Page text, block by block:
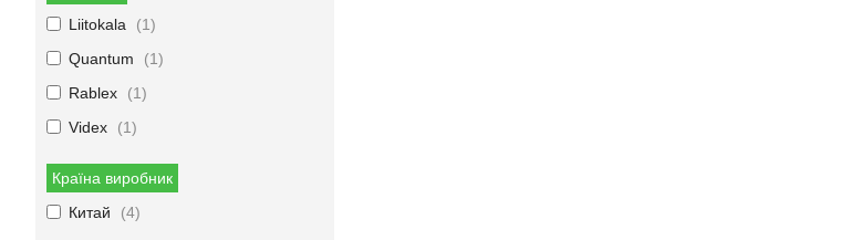
Liitokala
1
Quantum
1
Rablex
1
Videx
1
Країна виробник
Китай
4